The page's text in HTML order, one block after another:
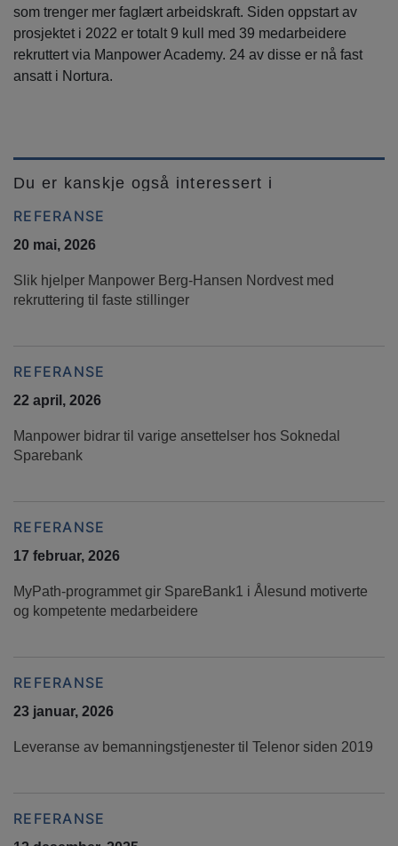
som trenger mer faglært arbeidskraft. Siden oppstart av
prosjektet i 2022 er totalt 9 kull med 39 medarbeidere
rekruttert via Manpower Academy. 24 av disse er nå fast
ansatt i Nortura.
Du er kanskje også interessert i
REFERANSE
20 mai, 2026
Slik hjelper Manpower Berg-Hansen Nordvest med
rekruttering til faste stillinger
REFERANSE
22 april, 2026
Manpower bidrar til varige ansettelser hos Soknedal
Sparebank
REFERANSE
17 februar, 2026
MyPath-programmet gir SpareBank1 i Ålesund motiverte
og kompetente medarbeidere
REFERANSE
23 januar, 2026
Leveranse av bemanningstjenester til Telenor siden 2019
REFERANSE